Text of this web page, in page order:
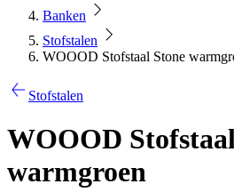
Banken
Stofstalen
WOOOD Stofstaal Stone
Stofstalen
WOOOD
warmgroen